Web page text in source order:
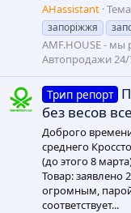
AHassistant Тема
запоріжжя
AMF.HOUSE -
Автопродажи
Трип репорт
без весов
Доброго
среднего
(до этого 8
Товар: заявлено
огромным,
соответствует...